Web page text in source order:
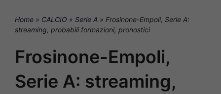
Home » CALCIO » Serie A » Frosinone-Empoli, Serie A:
streaming, probabili formazioni, pronostici
Frosinone-Empoli,
Serie A: streaming,